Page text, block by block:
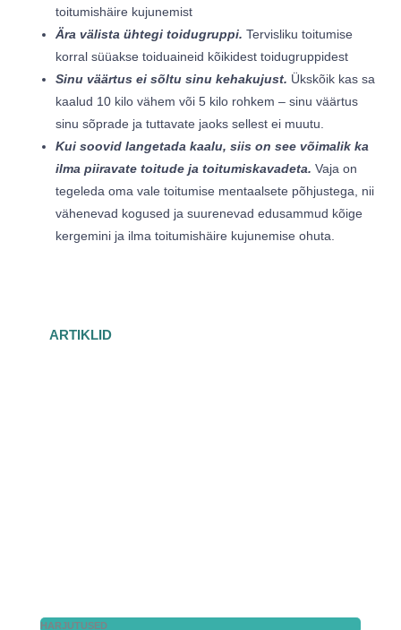
toitumishäire kujunemist
Ära välista ühtegi toidugruppi. Tervisliku toitumise
korral süüakse toiduaineid kõikidest toidugruppidest
Sinu väärtus ei sõltu sinu kehakujust. Ükskõik kas sa
kaalud 10 kilo vähem või 5 kilo rohkem – sinu väärtus
sinu sõprade ja tuttavate jaoks sellest ei muutu.
Kui soovid langetada kaalu, siis on see võimalik ka
ilma piiravate toitude ja toitumiskavadeta. Vaja on
tegeleda oma vale toitumise mentaalsete põhjustega, nii
vähenevad kogused ja suurenevad edusammud kõige
kergemini ja ilma toitumishäire kujunemise ohuta.
ARTIKLID
HARJUTUSED